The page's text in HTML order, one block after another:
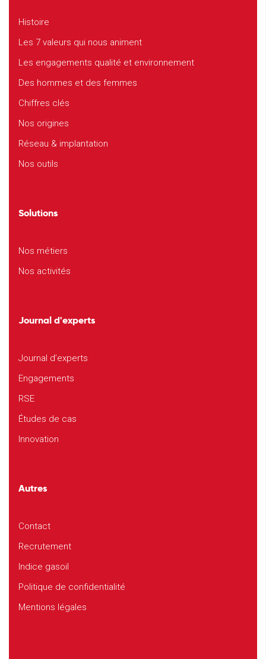
Histoire
Les 7 valeurs qui nous animent
Les engagements qualité et environnement
Des hommes et des femmes
Chiffres clés
Nos origines
Réseau & implantation
Nos outils
Solutions
Nos métiers
Nos activités
Journal d'experts
Journal d’experts
Engagements
RSE
Études de cas
Innovation
Autres
Contact
Recrutement
Indice gasoil
Politique de confidentialité
Mentions légales